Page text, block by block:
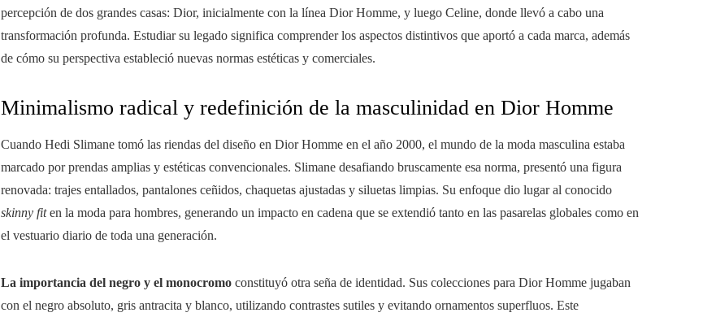
percepción de dos grandes casas: Dior, inicialmente con la línea Dior Homme, y luego Celine, donde llevó a cabo una
transformación profunda. Estudiar su legado significa comprender los aspectos distintivos que aportó a cada marca, además
de cómo su perspectiva estableció nuevas normas estéticas y comerciales.
Minimalismo radical y redefinición de la masculinidad en Dior Homme
Cuando Hedi Slimane tomó las riendas del diseño en Dior Homme en el año 2000, el mundo de la moda masculina estaba
marcado por prendas amplias y estéticas convencionales. Slimane desafiando bruscamente esa norma, presentó una figura
renovada: trajes entallados, pantalones ceñidos, chaquetas ajustadas y siluetas limpias. Su enfoque dio lugar al conocido
skinny fiten la moda para hombres, generando un impacto en cadena que se extendió tanto en las pasarelas globales como en
el vestuario diario de toda una generación.
La importancia del negro y el monocromo constituyó otra seña de identidad. Sus colecciones para Dior Homme jugaban
con el negro absoluto, gris antracita y blanco, utilizando contrastes sutiles y evitando ornamentos superfluos. Este